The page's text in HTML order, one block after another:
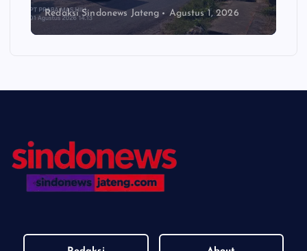
Redaksi Sindonews Jateng Agustus 1, 2026